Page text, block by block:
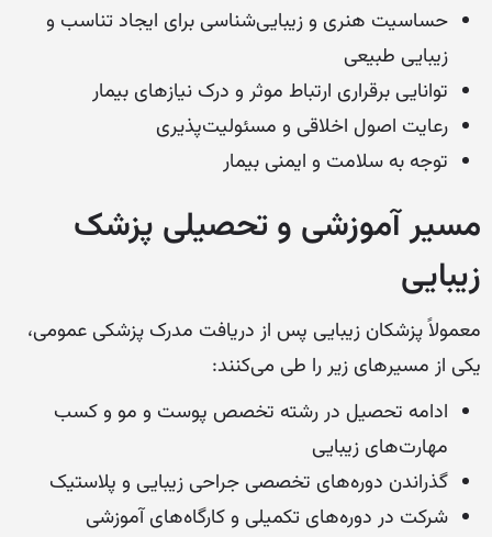
حساسیت هنری و زیبایی‌شناسی برای ایجاد تناسب و
زیبایی طبیعی
توانایی برقراری ارتباط موثر و درک نیازهای بیمار
رعایت اصول اخلاقی و مسئولیت‌پذیری
توجه به سلامت و ایمنی بیمار
مسیر آموزشی و تحصیلی پزشک
زیبایی
معمولاً پزشکان زیبایی پس از دریافت مدرک پزشکی عمومی،
یکی از مسیرهای زیر را طی می‌کنند:
ادامه تحصیل در رشته تخصص پوست و مو و کسب
مهارت‌های زیبایی
گذراندن دوره‌های تخصصی جراحی زیبایی و پلاستیک
شرکت در دوره‌های تکمیلی و کارگاه‌های آموزشی